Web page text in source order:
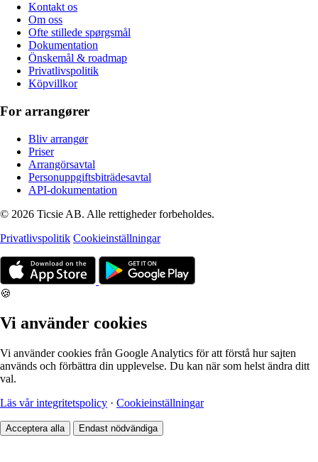
Kontakt os
Om oss
Ofte stillede spørgsmål
Dokumentation
Önskemål & roadmap
Privatlivspolitik
Köpvillkor
For arrangører
Bliv arrangør
Priser
Arrangörsavtal
Personuppgiftsbiträdesavtal
API-dokumentation
© 2026 Ticsie AB. Alle rettigheder forbeholdes.
Privatlivspolitik Cookieinställningar
🍪
Vi använder cookies
Vi använder cookies från Google Analytics för att förstå hur sajten
används och förbättra din upplevelse. Du kan när som helst ändra ditt
val.
Läs vår integritetspolicy · Cookieinställningar
Acceptera alla Endast nödvändiga